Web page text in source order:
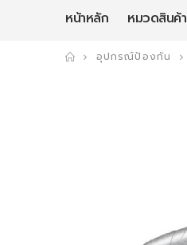
หน้าหลัก หมวดสินค้า
อุปกรณ์ป้องกัน